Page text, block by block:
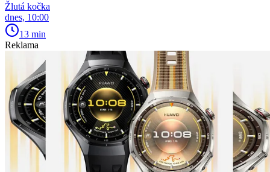
Žlutá kočka
dnes, 10:00
13 min
Reklama